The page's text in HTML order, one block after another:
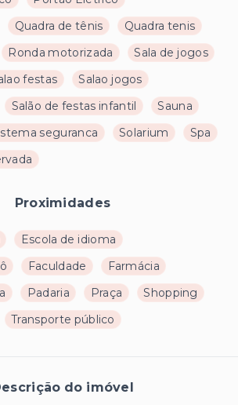
Quadra de tênis
Quadra tenis
Ronda motorizada
Sala de jogos
festas
Salao jogos
Salão de festas infantil
Sauna
seguranca Solarium
Spa
Proximidades
Escola de idioma
Faculdade
Farmácia
Padaria Praça
Shopping
Transporte público
do imóvel